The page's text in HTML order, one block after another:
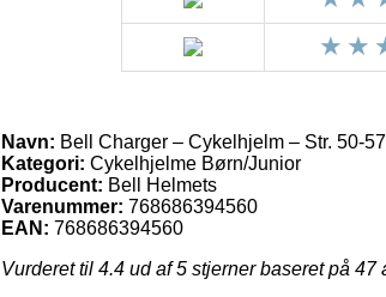
Navn: Bell Charger – Cykelhjelm – Str. 50-
Kategori: Cykelhjelme Børn/Junior
Producent: Bell Helmets
Varenummer: 768686394560
EAN: 768686394560
Vurderet til 4.4 ud af 5 stjerner baseret på 47